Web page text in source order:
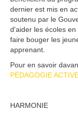
dernier est mis en
soutenu par le
d'aider les écoles
faire bouger les
apprenant.
Pour en savoir
PÉDAGOGIE
HARMONIE